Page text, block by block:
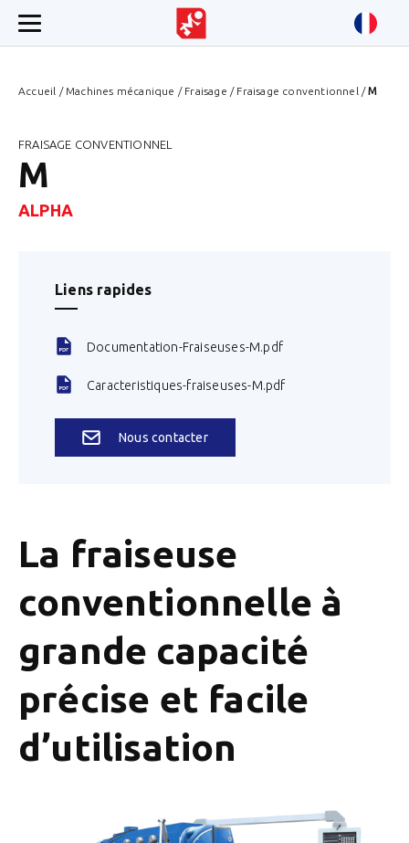
Accueil / Machines mécanique / Fraisage / Fraisage conventionnel /M
La fraiseuse
conventionnelle à
grande capacité
précise et facile
d’utilisation
FRAISAGE CONVENTIONNEL
M
ALPHA
Liens rapides
Documentation-Fraiseuses-M.pdf
Caracteristiques-fraiseuses-M.pdf
Nous contacter